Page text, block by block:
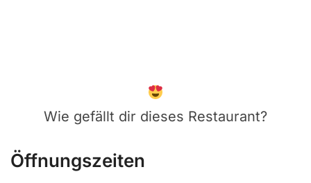
Wie gefällt dir dieses Restaurant?
Öffnungszeiten